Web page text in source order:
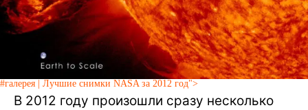
#галерея | Лучшие снимки NASA за 2012 год">
В 2012 году произошли сразу несколько